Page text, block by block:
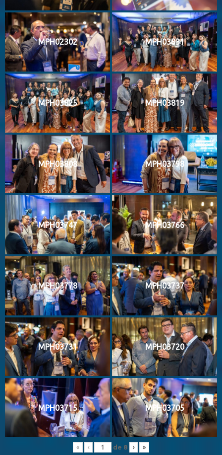
MPH02302 MPH03831
MPH03825 MPH03819
MPH03808 MPH03798
MPH03747 MPH03766
MPH03778 MPH03737
MPH03731 MPH03720
MPH03715 MPH03705
« ‹ de 8 › »